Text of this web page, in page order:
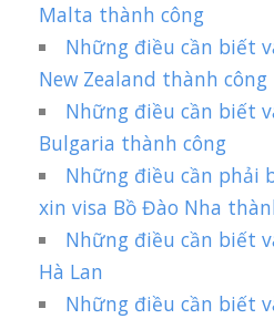
Malta thành công
Những điều cần biết
New Zealand thành công
Những điều cần biết
Bulgaria thành công
Những điều cần phải
xin visa Bồ Đào Nha
Những điều cần biết
Hà Lan
Những điều cần biết